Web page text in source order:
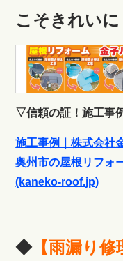
こそきれい
▽信頼の証！施工事
施工事例｜株式会社
奥州市の屋根リフォ
(kaneko-roof.jp)
◆【雨漏り修